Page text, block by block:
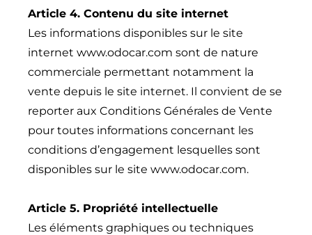
Article 4. Contenu du site internet
Les informations disponibles sur le site
internet www.odocar.com sont de nature
commerciale permettant notamment la
vente depuis le site internet. Il convient de se
reporter aux Conditions Générales de Vente
pour toutes informations concernant les
conditions d’engagement lesquelles sont
disponibles sur le site www.odocar.com.
Article 5. Propriété intellectuelle
Les éléments graphiques ou techniques